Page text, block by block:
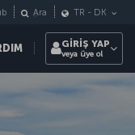
Ara TR - DK
GİRİŞ YAP
veya üye ol